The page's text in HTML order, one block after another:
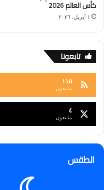
كأس العالم 2026
١ أبريل، ٢٠٢٦
تابعونا
١١٥
متابعون
٤
متابعون
الطقس